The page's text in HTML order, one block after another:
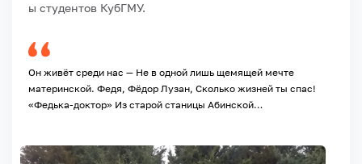
ы студентов КубГМУ.
Он живёт среди нас — Не в одной лишь щемящей мечте
материнской. Федя, Фёдор Лузан, Сколько жизней ты спас!
«Федька‑доктор» Из старой станицы Абинской…